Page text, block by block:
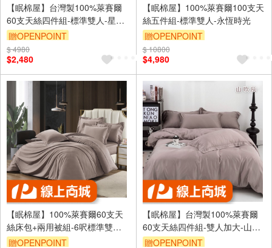
【眠棉屋】台灣製100%萊賽爾
60支天絲四件組-標準雙人-星辰
銀
贈OPENPOINT
$ 4980
$2,480
【眠棉屋】100%萊賽爾100支天
絲五件組-標準雙人-永恆時光
贈OPENPOINT
$ 10800
$4,980
【眠棉屋】100%萊賽爾60支天
絲床包+兩用被組-6呎標準雙人-
松露咖
贈OPENPOINT
【眠棉屋】台灣製100%萊賽爾
60支天絲四件組-雙人加大-山吹
灰
贈OPENPOINT